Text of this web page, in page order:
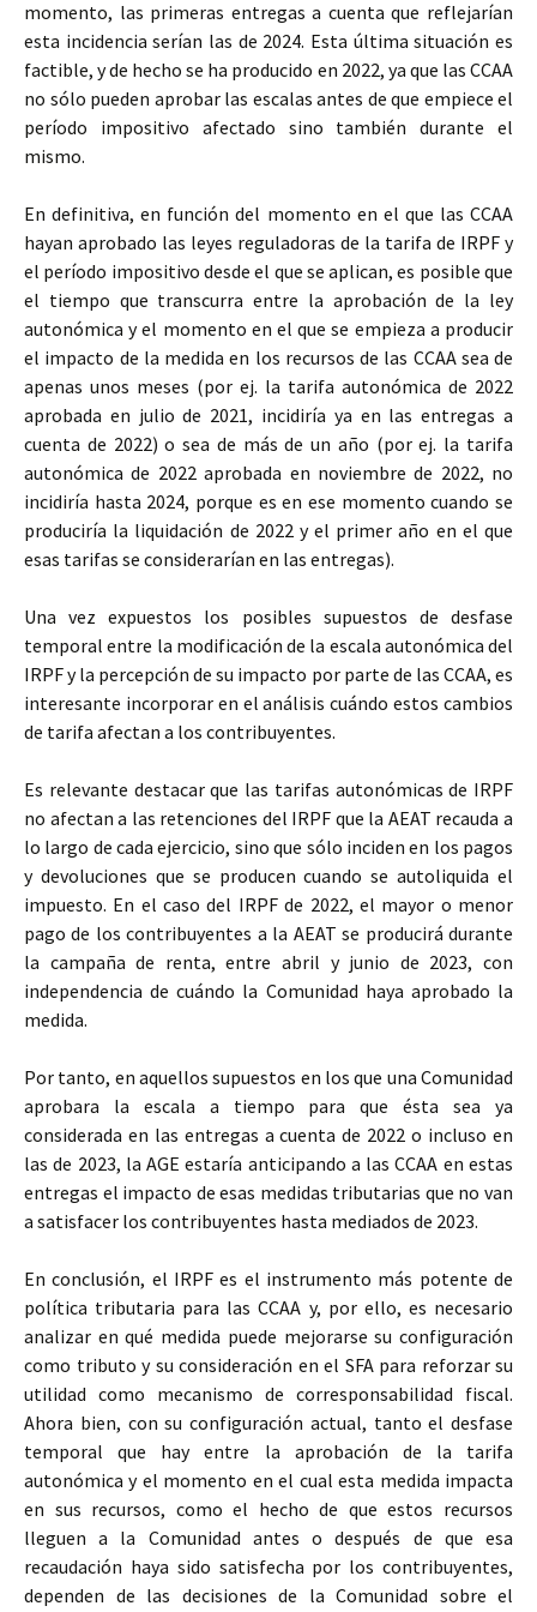
momento, las primeras entregas a cuenta que reflejarían
esta incidencia serían las de 2024. Esta última situación es
factible, y de hecho se ha producido en 2022, ya que las CCAA
no sólo pueden aprobar las escalas antes de que empiece el
período impositivo afectado sino también durante el
mismo.
En definitiva, en función del momento en el que las CCAA
hayan aprobado las leyes reguladoras de la tarifa de IRPF y
el período impositivo desde el que se aplican, es posible que
el tiempo que transcurra entre la aprobación de la ley
autonómica y el momento en el que se empieza a producir
el impacto de la medida en los recursos de las CCAA sea de
apenas unos meses (por ej. la tarifa autonómica de 2022
aprobada en julio de 2021, incidiría ya en las entregas a
cuenta de 2022) o sea de más de un año (por ej. la tarifa
autonómica de 2022 aprobada en noviembre de 2022, no
incidiría hasta 2024, porque es en ese momento cuando se
produciría la liquidación de 2022 y el primer año en el que
esas tarifas se considerarían en las entregas).
Una vez expuestos los posibles supuestos de desfase
temporal entre la modificación de la escala autonómica del
IRPF y la percepción de su impacto por parte de las CCAA, es
interesante incorporar en el análisis cuándo estos cambios
de tarifa afectan a los contribuyentes.
Es relevante destacar que las tarifas autonómicas de IRPF
no afectan a las retenciones del IRPF que la AEAT recauda a
lo largo de cada ejercicio, sino que sólo inciden en los pagos
y devoluciones que se producen cuando se autoliquida el
impuesto. En el caso del IRPF de 2022, el mayor o menor
pago de los contribuyentes a la AEAT se producirá durante
la campaña de renta, entre abril y junio de 2023, con
independencia de cuándo la Comunidad haya aprobado la
medida.
Por tanto, en aquellos supuestos en los que una Comunidad
aprobara la escala a tiempo para que ésta sea ya
considerada en las entregas a cuenta de 2022 o incluso en
las de 2023, la AGE estaría anticipando a las CCAA en estas
entregas el impacto de esas medidas tributarias que no van
a satisfacer los contribuyentes hasta mediados de 2023.
En conclusión, el IRPF es el instrumento más potente de
política tributaria para las CCAA y, por ello, es necesario
analizar en qué medida puede mejorarse su configuración
como tributo y su consideración en el SFA para reforzar su
utilidad como mecanismo de corresponsabilidad fiscal.
Ahora bien, con su configuración actual, tanto el desfase
temporal que hay entre la aprobación de la tarifa
autonómica y el momento en el cual esta medida impacta
en sus recursos, como el hecho de que estos recursos
lleguen a la Comunidad antes o después de que esa
recaudación haya sido satisfecha por los contribuyentes,
dependen de las decisiones de la Comunidad sobre el